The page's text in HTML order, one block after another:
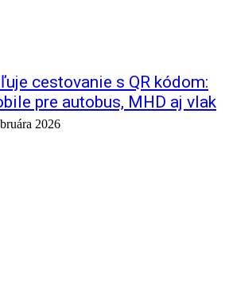
cestovanie s QR kódom:
pre autobus, MHD aj vlak
2026